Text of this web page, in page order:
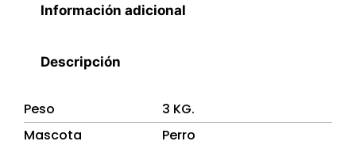
Información adicional
Descripción
Peso
3 KG.
Mascota
Perro